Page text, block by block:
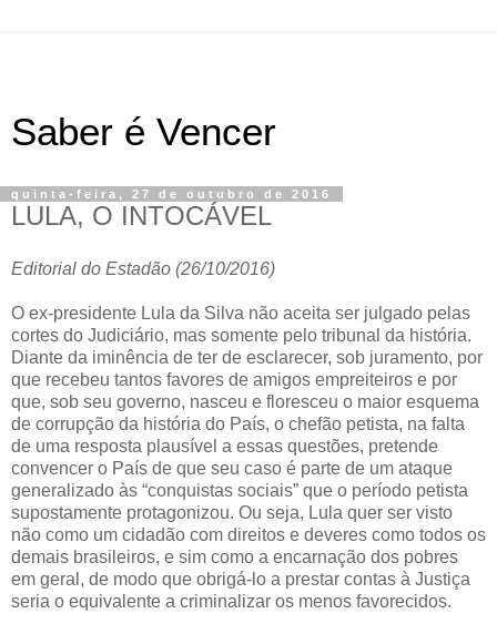
Saber é Vencer
quinta-feira, 27 de outubro de 2016
LULA, O INTOCÁVEL
Editorial do Estadão (26/10/2016)
O ex-presidente Lula da Silva não aceita ser julgado pelas
cortes do Judiciário, mas somente pelo tribunal da história.
Diante da iminência de ter de esclarecer, sob juramento, por
que recebeu tantos favores de amigos empreiteiros e por
que, sob seu governo, nasceu e floresceu o maior esquema
de corrupção da história do País, o chefão petista, na falta
de uma resposta plausível a essas questões, pretende
convencer o País de que seu caso é parte de um ataque
generalizado às “conquistas sociais” que o período petista
supostamente protagonizou. Ou seja, Lula quer ser visto
não como um cidadão com direitos e deveres como todos os
demais brasileiros, e sim como a encarnação dos pobres
em geral, de modo que obrigá-lo a prestar contas à Justiça
seria o equivalente a criminalizar os menos favorecidos.